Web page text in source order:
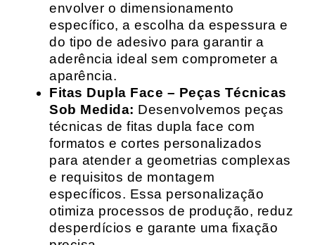
envolver o dimensionamento
específico, a escolha da espessura e
do tipo de adesivo para garantir a
aderência ideal sem comprometer a
aparência.
Fitas Dupla Face – Peças Técnicas
Sob Medida: Desenvolvemos peças
técnicas de fitas dupla face com
formatos e cortes personalizados
para atender a geometrias complexas
e requisitos de montagem
específicos. Essa personalização
otimiza processos de produção, reduz
desperdícios e garante uma fixação